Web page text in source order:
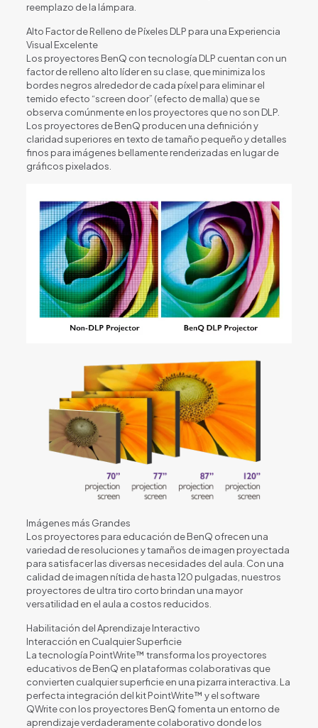
reemplazo de la lámpara.
Alto Factor de Relleno de Píxeles DLP para una Experiencia
Visual Excelente
Los proyectores BenQ con tecnología DLP cuentan con un
factor de relleno alto líder en su clase, que minimiza los
bordes negros alrededor de cada píxel para eliminar el
temido efecto “screen door” (efecto de malla) que se
observa comúnmente en los proyectores que no son DLP.
Los proyectores de BenQ producen una definición y
claridad superiores en texto de tamaño pequeño y detalles
finos para imágenes bellamente renderizadas en lugar de
gráficos pixelados.
Imágenes más Grandes
Los proyectores para educación de BenQ ofrecen una
variedad de resoluciones y tamaños de imagen proyectada
para satisfacer las diversas necesidades del aula. Con una
calidad de imagen nítida de hasta 120 pulgadas, nuestros
proyectores de ultra tiro corto brindan una mayor
versatilidad en el aula a costos reducidos.
Habilitación del Aprendizaje Interactivo
Interacción en Cualquier Superficie
La tecnología PointWrite™ transforma los proyectores
educativos de BenQ en plataformas colaborativas que
convierten cualquier superficie en una pizarra interactiva. La
perfecta integración del kit PointWrite™ y el software
QWrite con los proyectores BenQ fomenta un entorno de
aprendizaje verdaderamente colaborativo donde los